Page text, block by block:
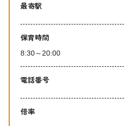
最寄駅
保育時間
8:30～20:00
電話番号
倍率